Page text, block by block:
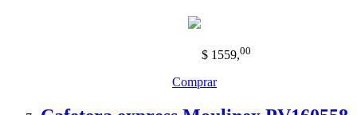
$ 1559,00
Comprar